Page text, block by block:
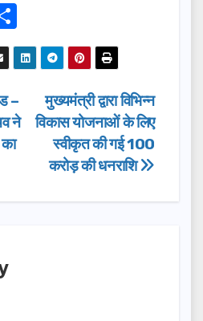
h
ar
e
मुख्यमंत्री द्वारा विभिन्न
विकास योजनाओं के लिए
स्वीकृत की गई 100
करोड़ की धनराशि
–
ने